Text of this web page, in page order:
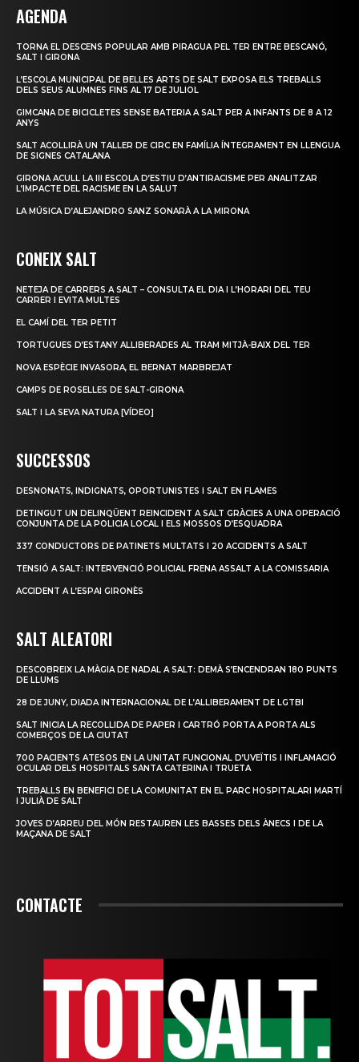
AGENDA
TORNA EL DESCENS POPULAR AMB PIRAGUA PEL TER ENTRE BESCANÓ,
SALT I GIRONA
L’ESCOLA MUNICIPAL DE BELLES ARTS DE SALT EXPOSA ELS TREBALLS
DELS SEUS ALUMNES FINS AL 17 DE JULIOL
GIMCANA DE BICICLETES SENSE BATERIA A SALT PER A INFANTS DE 8 A 12
ANYS
SALT ACOLLIRÀ UN TALLER DE CIRC EN FAMÍLIA ÍNTEGRAMENT EN LLENGUA
DE SIGNES CATALANA
GIRONA ACULL LA III ESCOLA D’ESTIU D’ANTIRACISME PER ANALITZAR
L’IMPACTE DEL RACISME EN LA SALUT
LA MÚSICA D’ALEJANDRO SANZ SONARÀ A LA MIRONA
CONEIX SALT
NETEJA DE CARRERS A SALT – CONSULTA EL DIA I L’HORARI DEL TEU
CARRER I EVITA MULTES
EL CAMÍ DEL TER PETIT
TORTUGUES D’ESTANY ALLIBERADES AL TRAM MITJÀ-BAIX DEL TER
NOVA ESPÈCIE INVASORA, EL BERNAT MARBREJAT
CAMPS DE ROSELLES DE SALT-GIRONA
SALT I LA SEVA NATURA [VÍDEO]
SUCCESSOS
DESNONATS, INDIGNATS, OPORTUNISTES I SALT EN FLAMES
DETINGUT UN DELINQÜENT REINCIDENT A SALT GRÀCIES A UNA OPERACIÓ
CONJUNTA DE LA POLICIA LOCAL I ELS MOSSOS D’ESQUADRA
337 CONDUCTORS DE PATINETS MULTATS I 20 ACCIDENTS A SALT
TENSIÓ A SALT: INTERVENCIÓ POLICIAL FRENA ASSALT A LA COMISSARIA
ACCIDENT A L’ESPAI GIRONÈS
SALT ALEATORI
DESCOBREIX LA MÀGIA DE NADAL A SALT: DEMÀ S’ENCENDRAN 180 PUNTS
DE LLUMS
28 DE JUNY, DIADA INTERNACIONAL DE L’ALLIBERAMENT DE LGTBI
SALT INICIA LA RECOLLIDA DE PAPER I CARTRÓ PORTA A PORTA ALS
COMERÇOS DE LA CIUTAT
700 PACIENTS ATESOS EN LA UNITAT FUNCIONAL D’UVEÏTIS I INFLAMACIÓ
OCULAR DELS HOSPITALS SANTA CATERINA I TRUETA
TREBALLS EN BENEFICI DE LA COMUNITAT EN EL PARC HOSPITALARI MARTÍ
I JULIÀ DE SALT
JOVES D’ARREU DEL MÓN RESTAUREN LES BASSES DELS ÀNECS I DE LA
MAÇANA DE SALT
CONTACTE